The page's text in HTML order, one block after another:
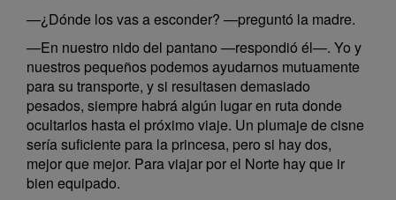
—¿Dónde los vas a esconder? —preguntó la madre.
—En nuestro nido del pantano —respondió él—. Yo y
nuestros pequeños podemos ayudarnos mutuamente
para su transporte, y si resultasen demasiado
pesados, siempre habrá algún lugar en ruta donde
ocultarlos hasta el próximo viaje. Un plumaje de cisne
sería suficiente para la princesa, pero si hay dos,
mejor que mejor. Para viajar por el Norte hay que ir
bien equipado.